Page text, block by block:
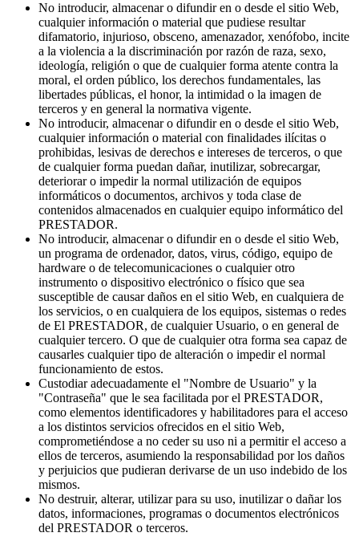
No introducir, almacenar o difundir en o desde el sitio Web,
cualquier información o material que pudiese resultar
difamatorio, injurioso, obsceno, amenazador, xenófobo, incite
a la violencia a la discriminación por razón de raza, sexo,
ideología, religión o que de cualquier forma atente contra la
moral, el orden público, los derechos fundamentales, las
libertades públicas, el honor, la intimidad o la imagen de
terceros y en general la normativa vigente.
No introducir, almacenar o difundir en o desde el sitio Web,
cualquier información o material con finalidades ilícitas o
prohibidas, lesivas de derechos e intereses de terceros, o que
de cualquier forma puedan dañar, inutilizar, sobrecargar,
deteriorar o impedir la normal utilización de equipos
informáticos o documentos, archivos y toda clase de
contenidos almacenados en cualquier equipo informático del
PRESTADOR.
No introducir, almacenar o difundir en o desde el sitio Web,
un programa de ordenador, datos, virus, código, equipo de
hardware o de telecomunicaciones o cualquier otro
instrumento o dispositivo electrónico o físico que sea
susceptible de causar daños en el sitio Web, en cualquiera de
los servicios, o en cualquiera de los equipos, sistemas o redes
de El PRESTADOR, de cualquier Usuario, o en general de
cualquier tercero. O que de cualquier otra forma sea capaz de
causarles cualquier tipo de alteración o impedir el normal
funcionamiento de estos.
Custodiar adecuadamente el "Nombre de Usuario" y la
"Contraseña" que le sea facilitada por el PRESTADOR,
como elementos identificadores y habilitadores para el acceso
a los distintos servicios ofrecidos en el sitio Web,
comprometiéndose a no ceder su uso ni a permitir el acceso a
ellos de terceros, asumiendo la responsabilidad por los daños
y perjuicios que pudieran derivarse de un uso indebido de los
mismos.
No destruir, alterar, utilizar para su uso, inutilizar o dañar los
datos, informaciones, programas o documentos electrónicos
del PRESTADOR o terceros.